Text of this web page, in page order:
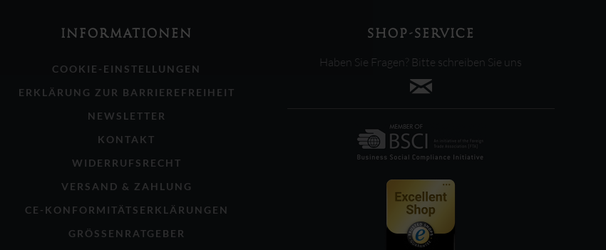
INFORMATIONEN
COOKIE-EINSTELLUNGEN
ERKLÄRUNG ZUR BARRIEREFREIHEIT
NEWSLETTER
KONTAKT
WIDERRUFSRECHT
VERSAND & ZAHLUNG
CE-KONFORMITÄTSERKLÄRUNGEN
GRÖSSENRATGEBER
SHOP-SERVICE
Haben Sie Fragen? Bitte schreiben Sie uns